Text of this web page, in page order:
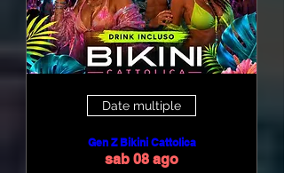
Date multiple
Gen Z Bikini Cattolica
sab 08 ago